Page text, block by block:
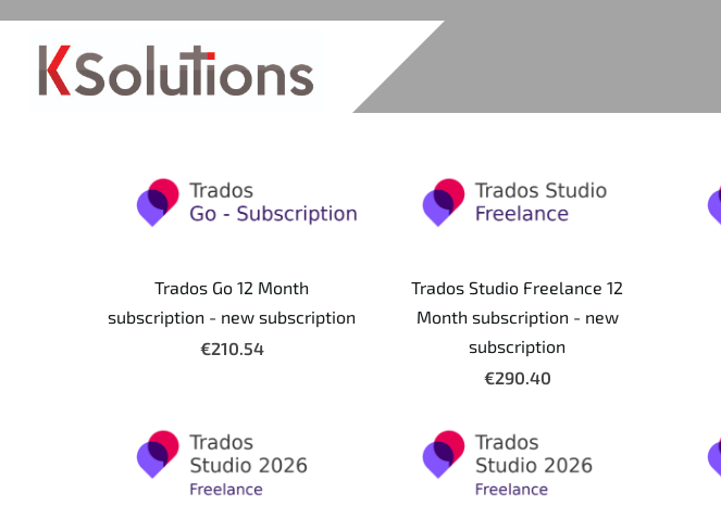
Trados Go 12 Month
subscription - new subscription
€210.54
Trados Studio Freelance 12
Month subscription - new
subscription
€290.40